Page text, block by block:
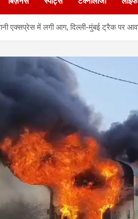
एक्सप्रेस में लगी आग, दिल्ली-मुंबई ट्रैक पर